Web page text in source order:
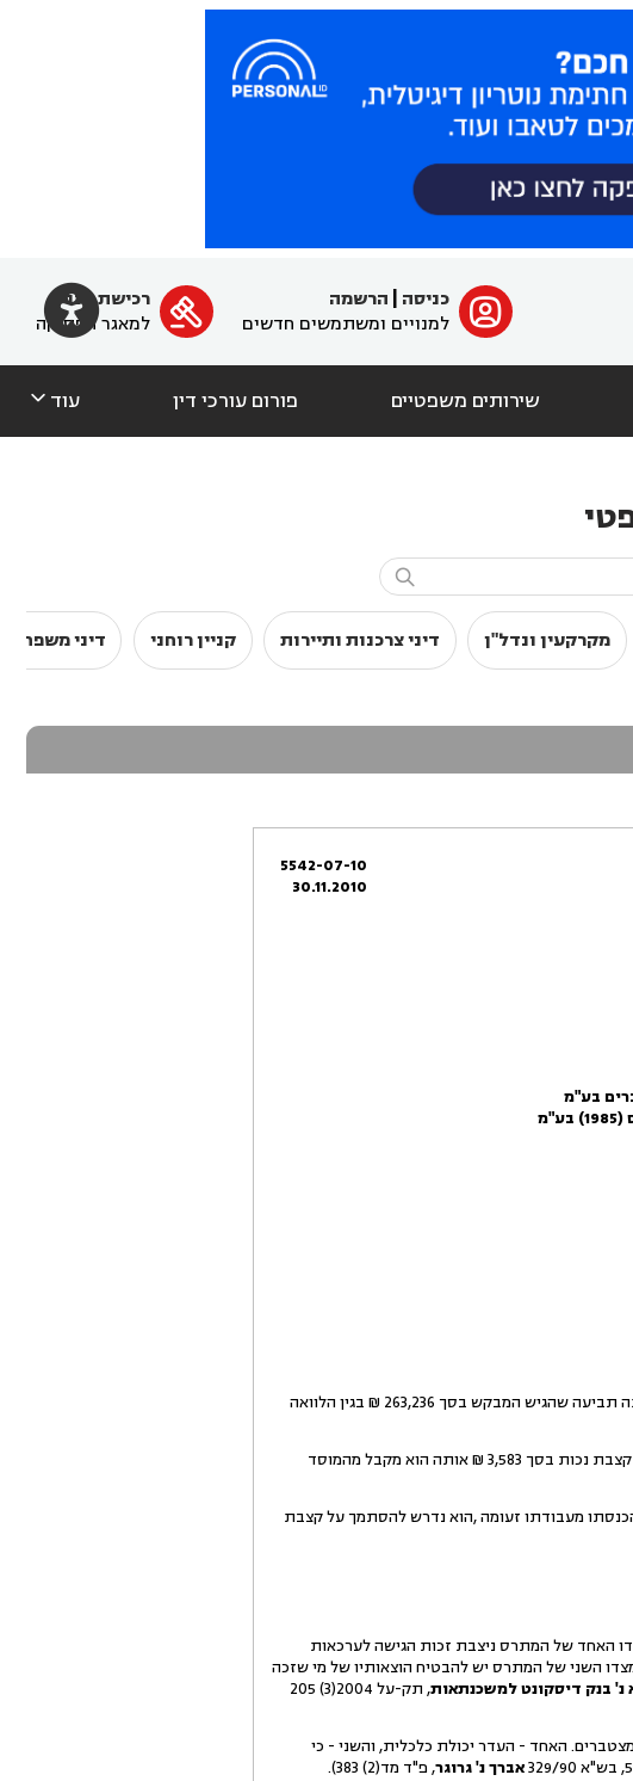
 ﱐ כניסה
הרשמה
למנויים ומשתמשים חדשים

רכישת מנוי
למאגר הפסיקה
שירותים משפטיים פורום עורכי דין עוד 

מקרקעין ונדל"ן דיני צרכנות ותיירות קניין רוחני דיני משפחה
5542-07-10
30.11.2010
מדובר בערעור על פסק דין של בית משפט השלום בעכו (כב' השופט ו. חאמד) מיום 9.5.10 לפיו נדחתה תביעה שהגיש המבקש בסך 263,236 ₪ בגין הלוואה
הבקשה נתמכת בתצהיר המבקש בו נטען לקושי כלכלי ומצוקה רפואית. לדבריו משפחתו נסמכת על קצבת נכות בסך 3,583 ₪ אותה הוא מקבל מהמוסד
מעבודתו זעומה ,הוא נדרש להסתמך על קצבת
האחד של המתרס ניצבת זכות הגישה לערכאות
השני של המתרס יש להבטיח הוצאותיו של מי שזכה
נ' בנק דיסקונט למשכנתאות
, תק-על 2004(3) 205
האחד - העדר יכולת כלכלית, והשני - כי
אברך נ' גרוגר, פ"ד מד(2) 383).